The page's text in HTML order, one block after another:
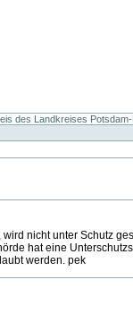
des Landkreises
nicht unter Schutz
hat eine
werden. pek